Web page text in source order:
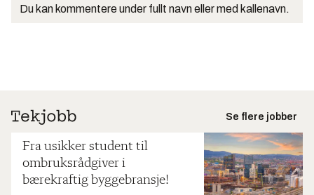
Du kan kommentere under fullt navn eller med kallenavn.
Se flere jobber
Fra usikker student til
ombruksrådgiver i
bærekraftig byggebransje!